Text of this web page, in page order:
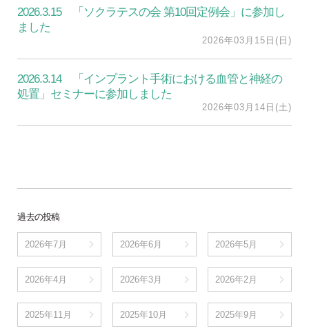
2026.3.15 「ソクラテスの会 第10回定例会」に参加し
ました
2026年03月15日(日)
2026.3.14 「インプラント手術における血管と神経の
処置」セミナーに参加しました
2026年03月14日(土)
過去の投稿
2026年7月 2026年6月 2026年5月
2026年4月 2026年3月 2026年2月
2025年11月 2025年10月 2025年9月